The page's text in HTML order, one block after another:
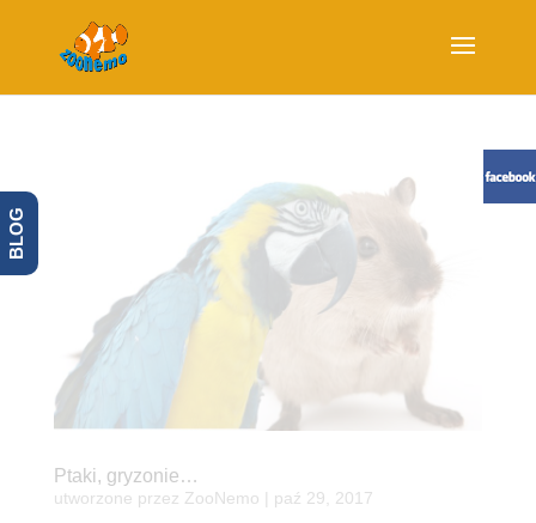
Ptaki, gryzonie…
utworzone przez ZooNemo paź 29, 2017
BLOG